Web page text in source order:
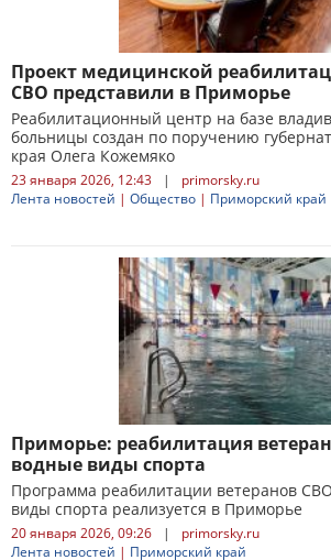
Проект медицинской
СВО представили в Приморье
Реабилитационный центр на базе
больницы создан по поручению
края Олега Кожемяко
23 января 2026, 12:43 |
primorsky.ru
Лента новостей | Общество | Приморский край
Приморье: реабилитация
водные виды спорта
Программа реабилитации ветеранов
виды спорта реализуется в Приморье
20 января 2026, 09:26 |
primorsky.ru
Лента новостей | Приморский край